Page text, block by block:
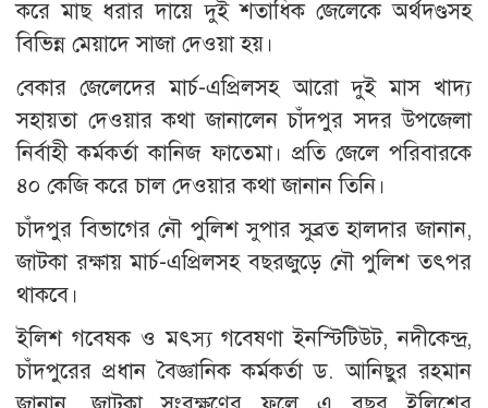
করে মাছ ধরার দায়ে দুই শতাধিক জেলেকে অর্থদণ্ডসহ
বিভিন্ন মেয়াদে সাজা দেওয়া হয়।
বেকার জেলেদের মার্চ-এপ্রিলসহ আরো দুই মাস খাদ্য
সহায়তা দেওয়ার কথা জানালেন চাঁদপুর সদর উপজেলা
নির্বাহী কর্মকর্তা কানিজ ফাতেমা। প্রতি জেলে পরিবারকে
৪০ কেজি করে চাল দেওয়ার কথা জানান তিনি।
চাঁদপুর বিভাগের নৌ পুলিশ সুপার সুব্রত হালদার জানান,
জাটকা রক্ষায় মার্চ-এপ্রিলসহ বছরজুড়ে নৌ পুলিশ তৎপর
থাকবে।
ইলিশ গবেষক ও মৎস্য গবেষণা ইনস্টিটিউট, নদীকেন্দ্র,
চাঁদপুরের প্রধান বৈজ্ঞানিক কর্মকর্তা ড. আনিছুর রহমান